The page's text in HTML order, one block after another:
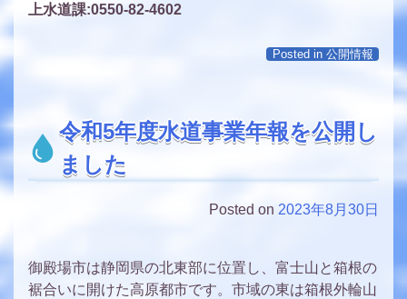
上水道課:0550-82-4602
Posted in 公開情報
令和5年度水道事業年報を公開し
ました
Posted on 2023年8月30日
御殿場市は静岡県の北東部に位置し、富士山と箱根の
裾合いに開けた高原都市です。市域の東は箱根外輪山